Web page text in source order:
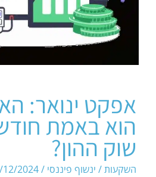
אפקט ינואר:
הוא באמת
שוק ההון?
השקעות/ ינשוף פיננסי /
12/2024